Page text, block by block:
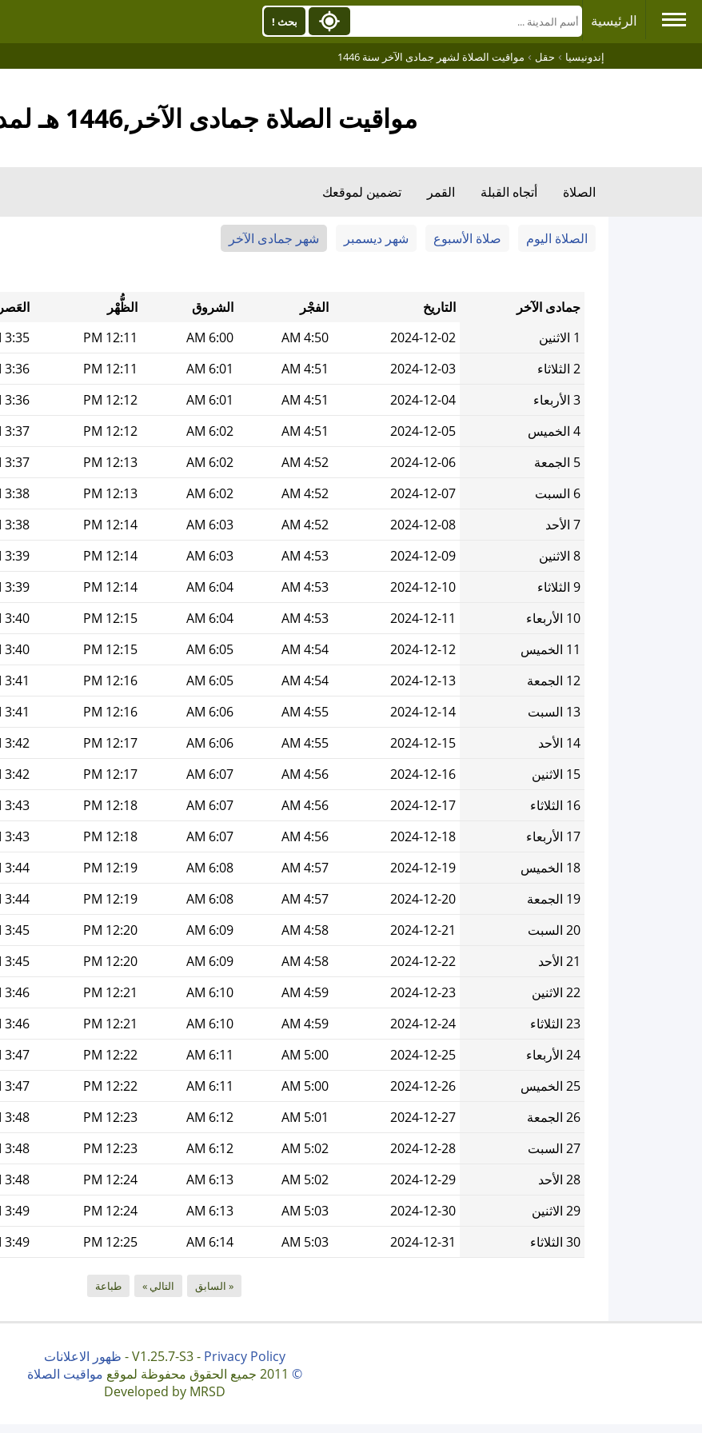
الرئيسية بحث !
إندونيسيا › حقل › مواقيت الصلاة لشهر جمادى الآخر سنة 1446
مواقيت الصلاة جمادى الآخر,1446 هـ لمدينة حقل
الصلاة أتجاه القبلة القمر تضمين لموقعك
الصلاة اليوم صلاة الأسبوع شهر ديسمبر شهر جمادى الآخر
جمادى الآخر التاريخ الفجْر الشروق الظُّهْر العَصر
1 الاثنين
2024-12-02
4:50 AM
6:00 AM
12:11 PM
3:35 PM
2 الثلاثاء
2024-12-03
4:51 AM
6:01 AM
12:11 PM
3:36 PM
3 الأربعاء
2024-12-04
4:51 AM
6:01 AM
12:12 PM
3:36 PM
4 الخميس
2024-12-05
4:51 AM
6:02 AM
12:12 PM
3:37 PM
5 الجمعة
2024-12-06
4:52 AM
6:02 AM
12:13 PM
3:37 PM
6 السبت
2024-12-07
4:52 AM
6:02 AM
12:13 PM
3:38 PM
7 الأحد
2024-12-08
4:52 AM
6:03 AM
12:14 PM
3:38 PM
8 الاثنين
2024-12-09
4:53 AM
6:03 AM
12:14 PM
3:39 PM
9 الثلاثاء
2024-12-10
4:53 AM
6:04 AM
12:14 PM
3:39 PM
10 الأربعاء
2024-12-11
4:53 AM
6:04 AM
12:15 PM
3:40 PM
11 الخميس
2024-12-12
4:54 AM
6:05 AM
12:15 PM
3:40 PM
12 الجمعة
2024-12-13
4:54 AM
6:05 AM
12:16 PM
3:41 PM
13 السبت
2024-12-14
4:55 AM
6:06 AM
12:16 PM
3:41 PM
14 الأحد
2024-12-15
4:55 AM
6:06 AM
12:17 PM
3:42 PM
15 الاثنين
2024-12-16
4:56 AM
6:07 AM
12:17 PM
3:42 PM
16 الثلاثاء
2024-12-17
4:56 AM
6:07 AM
12:18 PM
3:43 PM
17 الأربعاء
2024-12-18
4:56 AM
6:07 AM
12:18 PM
3:43 PM
18 الخميس
2024-12-19
4:57 AM
6:08 AM
12:19 PM
3:44 PM
19 الجمعة
2024-12-20
4:57 AM
6:08 AM
12:19 PM
3:44 PM
20 السبت
2024-12-21
4:58 AM
6:09 AM
12:20 PM
3:45 PM
21 الأحد
2024-12-22
4:58 AM
6:09 AM
12:20 PM
3:45 PM
22 الاثنين
2024-12-23
4:59 AM
6:10 AM
12:21 PM
3:46 PM
23 الثلاثاء
2024-12-24
4:59 AM
6:10 AM
12:21 PM
3:46 PM
24 الأربعاء
2024-12-25
5:00 AM
6:11 AM
12:22 PM
3:47 PM
25 الخميس
2024-12-26
5:00 AM
6:11 AM
12:22 PM
3:47 PM
26 الجمعة
2024-12-27
5:01 AM
6:12 AM
12:23 PM
3:48 PM
27 السبت
2024-12-28
5:02 AM
6:12 AM
12:23 PM
3:48 PM
28 الأحد
2024-12-29
5:02 AM
6:13 AM
12:24 PM
3:48 PM
29 الاثنين
2024-12-30
5:03 AM
6:13 AM
12:24 PM
3:49 PM
30 الثلاثاء
2024-12-31
5:03 AM
6:14 AM
12:25 PM
3:49 PM
« السابق التالي » طباعة
V1.25.7-S3 - Privacy Policy
- ظهور الاعلانات
©
مواقيت الصلاة
Developed by MRSD